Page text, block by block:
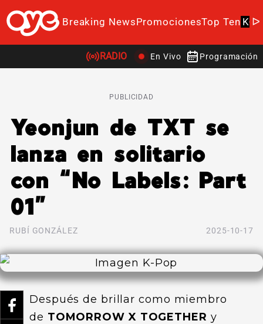
Breaking NewsPromocionesTop Ten K-
RADIO En Vivo Programación
PUBLICIDAD
Yeonjun de TXT se
lanza en solitario
con “No Labels: Part
01”
RUBÍ GONZÁLEZ 2025-10-17
Después de brillar como miembro
de TOMORROW X TOGETHER y